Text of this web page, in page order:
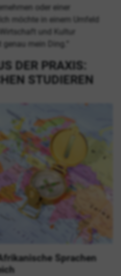
oder einer
möchte in einem Umfeld
und Kultur
mein Ding.“
DER PRAXIS:
STUDIEREN
Sprachen